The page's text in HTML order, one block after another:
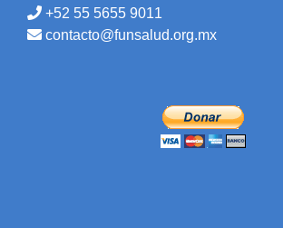
+52 55 5655 9011
contacto@funsalud.org.mx